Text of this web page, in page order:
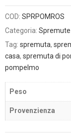
COD: SPRPOMROS
Categoria: Spremute
Tag: spremuta,
casa, spremuta di
pompelmo
Peso
Provenzienza